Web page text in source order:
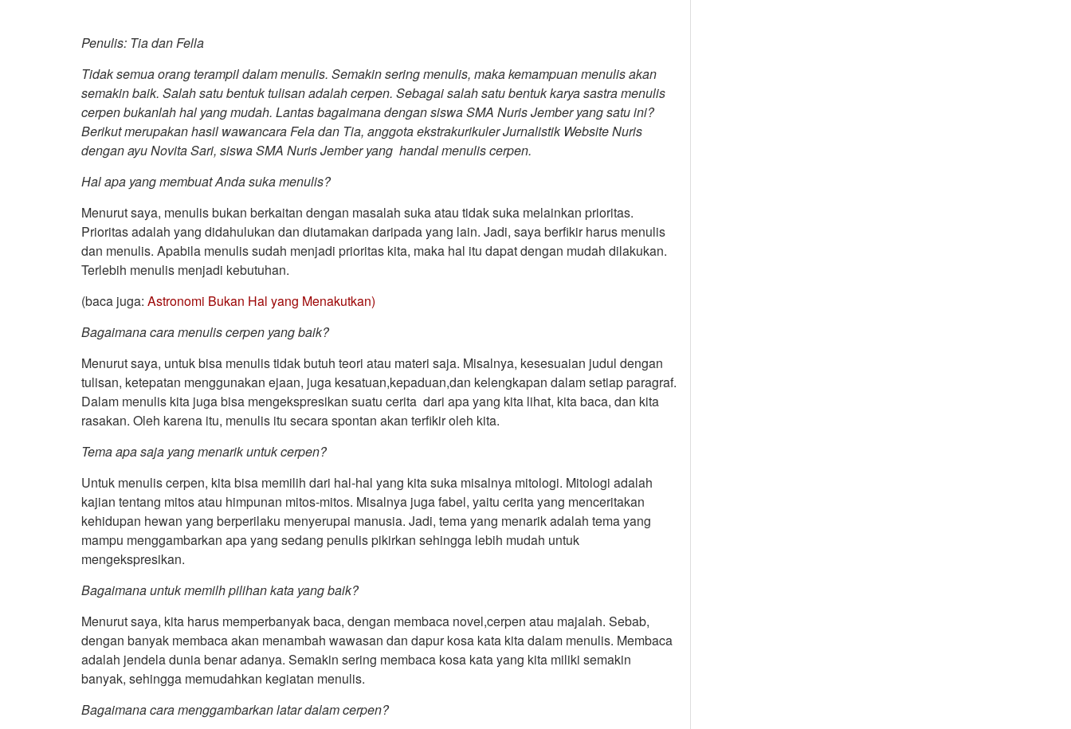
Penulis: Tia dan Fella
Tidak semua orang terampil dalam menulis. Semakin sering menulis, maka kemampuan menulis akan
semakin baik. Salah satu bentuk tulisan adalah cerpen. Sebagai salah satu bentuk karya sastra menulis
cerpen bukanlah hal yang mudah. Lantas bagaimana dengan siswa SMA Nuris Jember yang satu ini?
Berikut merupakan hasil wawancara Fela dan Tia, anggota ekstrakurikuler Jurnalistik Website Nuris
dengan ayu Novita Sari, siswa SMA Nuris Jember yang handal menulis cerpen.
Hal apa yang membuat Anda suka menulis?
Menurut saya, menulis bukan berkaitan dengan masalah suka atau tidak suka melainkan prioritas.
Prioritas adalah yang didahulukan dan diutamakan daripada yang lain. Jadi, saya berfikir harus menulis
dan menulis. Apabila menulis sudah menjadi prioritas kita, maka hal itu dapat dengan mudah dilakukan.
Terlebih menulis menjadi kebutuhan.
(baca juga: Astronomi Bukan Hal yang Menakutkan)
Bagaimana cara menulis cerpen yang baik?
Menurut saya, untuk bisa menulis tidak butuh teori atau materi saja. Misalnya, kesesuaian judul dengan
tulisan, ketepatan menggunakan ejaan, juga kesatuan,kepaduan,dan kelengkapan dalam setiap paragraf.
Dalam menulis kita juga bisa mengekspresikan suatu cerita dari apa yang kita lihat, kita baca, dan kita
rasakan. Oleh karena itu, menulis itu secara spontan akan terfikir oleh kita.
Tema apa saja yang menarik untuk cerpen?
Untuk menulis cerpen, kita bisa memilih dari hal-hal yang kita suka misalnya mitologi. Mitologi adalah
kajian tentang mitos atau himpunan mitos-mitos. Misalnya juga fabel, yaitu cerita yang menceritakan
kehidupan hewan yang berperilaku menyerupai manusia. Jadi, tema yang menarik adalah tema yang
mampu menggambarkan apa yang sedang penulis pikirkan sehingga lebih mudah untuk
mengekspresikan.
Bagaimana untuk memilh pilihan kata yang baik?
Menurut saya, kita harus memperbanyak baca, dengan membaca novel,cerpen atau majalah. Sebab,
dengan banyak membaca akan menambah wawasan dan dapur kosa kata kita dalam menulis. Membaca
adalah jendela dunia benar adanya. Semakin sering membaca kosa kata yang kita miliki semakin
banyak, sehingga memudahkan kegiatan menulis.
Bagaimana cara menggambarkan latar dalam cerpen?